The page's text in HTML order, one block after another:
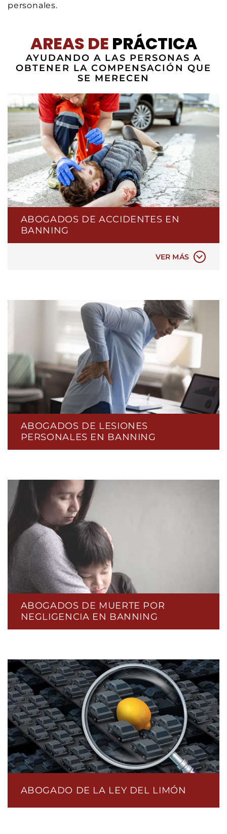
personales.
AREAS DE PRÁCTICA
AYUDANDO A LAS PERSONAS A
OBTENER LA COMPENSACIÓN QUE
SE MERECEN
ABOGADOS DE ACCIDENTES EN
BANNING
VER MÁS
ABOGADOS DE LESIONES
PERSONALES EN BANNING
ABOGADOS DE MUERTE POR
NEGLIGENCIA EN BANNING
ABOGADO DE LA LEY DEL LIMÓN